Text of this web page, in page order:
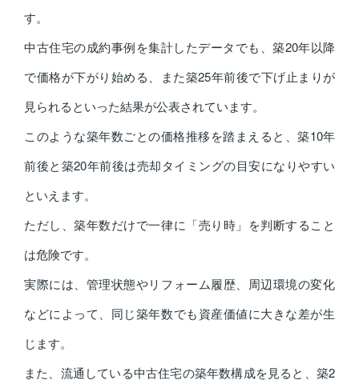
す。
中古住宅の成約事例を集計したデータでも、築20年以降
で価格が下がり始める、また築25年前後で下げ止まりが
見られるといった結果が公表されています。
このような築年数ごとの価格推移を踏まえると、築10年
前後と築20年前後は売却タイミングの目安になりやすい
といえます。
ただし、築年数だけで一律に「売り時」を判断すること
は危険です。
実際には、管理状態やリフォーム履歴、周辺環境の変化
などによって、同じ築年数でも資産価値に大きな差が生
じます。
また、流通している中古住宅の築年数構成を見ると、築2